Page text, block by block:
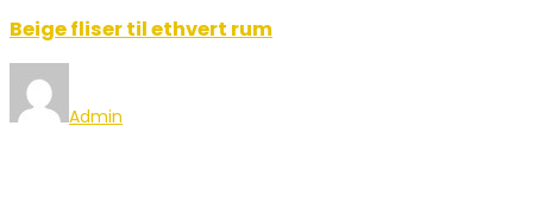
Beige fliser til ethvert rum
Admin